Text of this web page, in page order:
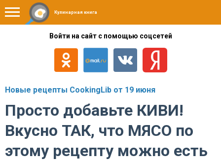
Кулинарная книга
Войти на сайт с помощью соцсетей
Новые рецепты CookingLib от 19 июня
Просто добавьте КИВИ!
Вкусно ТАК, что МЯСО по
этому рецепту можно есть